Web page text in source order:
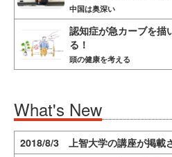
中国は奥深い
認知症が急カーブを描
る！
頭の健康を考える
What's New
2018/8/3 上智大学の講座が掲載